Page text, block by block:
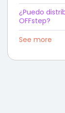
¿Puedo
OFFstep?
See more